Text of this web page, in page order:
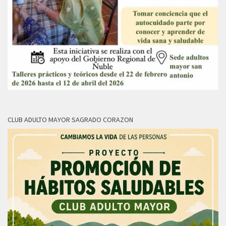
CLUB ADULTO MAYOR SAGRADO CORAZON